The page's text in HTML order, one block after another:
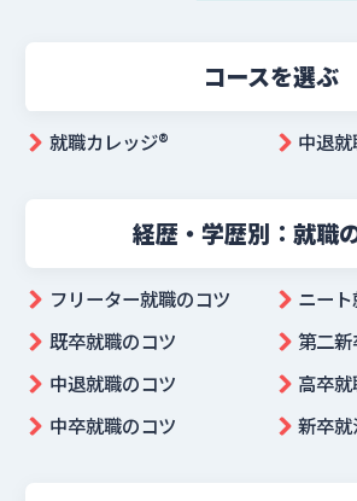
コースを選ぶ
就職カレッジ®︎ 中退
経歴・学歴別：就職
フリーター就職のコツ
ニー
既卒就職のコツ
第二
中退就職のコツ
高卒
中卒就職のコツ
新卒